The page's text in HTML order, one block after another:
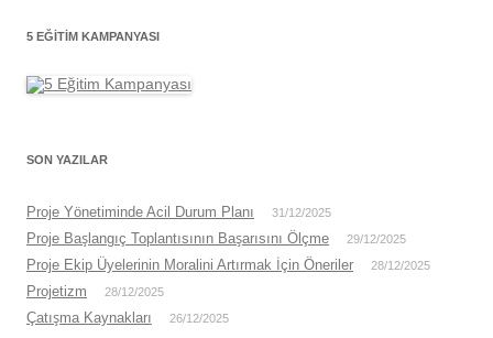
5 EĞITIM KAMPANYASI
SON YAZILAR
Proje Yönetiminde Acil Durum Planı 31/12/2025
Proje Başlangıç Toplantısının Başarısını Ölçme 29/12/2025
Proje Ekip Üyelerinin Moralini Artırmak İçin Öneriler 28/12/2025
Projetizm 28/12/2025
Çatışma Kaynakları 26/12/2025